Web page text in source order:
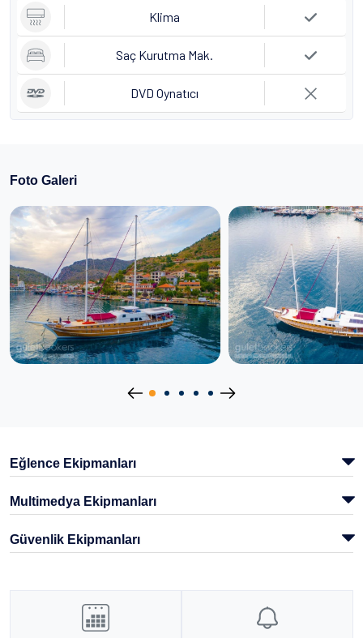
Klima
Saç Kurutma Mak.
DVD Oynatıcı
Foto Galeri
Eğlence Ekipmanları
Multimedya Ekipmanları
Güvenlik Ekipmanları